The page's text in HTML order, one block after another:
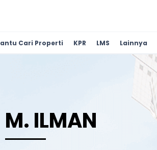
Cari Properti KPR LMS Lainnya
M. ILMAN